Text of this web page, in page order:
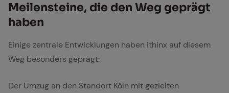
Mei­len­stei­ne, die den Weg ge­prägt
ha­ben
Einige zentrale Entwicklungen haben ithinx auf diesem
Weg besonders geprägt:
Der Umzug an den Standort Köln mit gezielten